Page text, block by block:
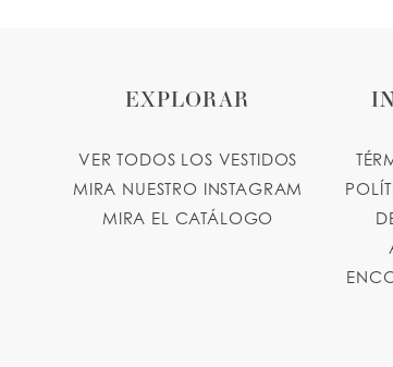
EXPLORAR
VER TODOS LOS VESTIDOS
MIRA NUESTRO INSTAGRAM
MIRA EL CATÁLOGO